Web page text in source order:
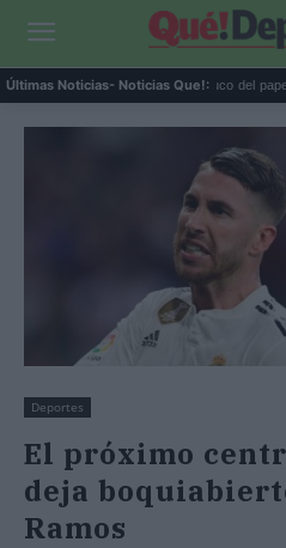
Últimas Noticias- Noticias Que!:
de la nevera: el truco del papel para
Deportes
El próximo
deja
Ramos